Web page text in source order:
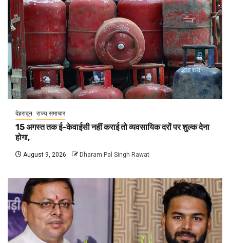
देहरादून राज्य समाचार
15 अगस्त तक ई-केवाईसी नहीं कराई तो व्यवसायिक दरों पर शुल्क देना
होगा,
August 9, 2026 Dharam Pal Singh Rawat